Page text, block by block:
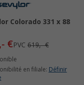
Colorado 331 x 88
€PVC 619,- €
en filiale: Définir